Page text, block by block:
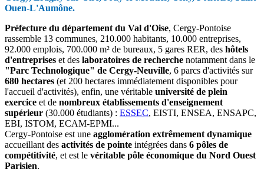
Ouen-L'Aumône.
Préfecture du département du Val d'Oise, Cergy-Pontoise
rassemble 13 communes, 210.000 habitants, 10.000 entreprises,
92.000 emplois, 700.000 m² de bureaux, 5 gares RER, des hôtels
d'entreprises et des laboratoires de recherche notamment dans le
"Parc Technologique" de Cergy-Neuville, 6 parcs d'activités sur
680 hectares (et 200 hectares immédiatement disponibles pour
l'accueil d'activités), enfin, une véritable université de plein
exercice et de nombreux établissements d'enseignement
supérieur (30.000 étudiants) : ESSEC, EISTI, ENSEA, ENSAPC,
EBI, ISTOM, ECAM-EPMI...
Cergy-Pontoise est une agglomération extrêmement dynamique
accueillant des activités de pointe intégrées dans 6 pôles de
compétitivité, et est le véritable pôle économique du Nord Ouest
Parisien.